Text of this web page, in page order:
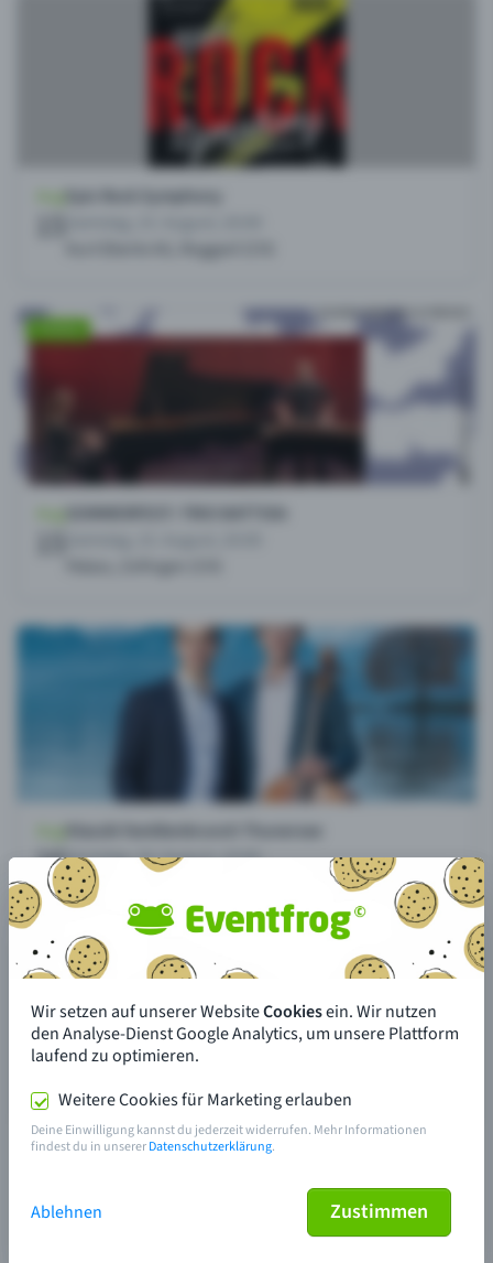
Wir setzen auf unserer WebsiteCookiesein. Wir nutzen
den Analyse-Dienst Google Analytics, um unsere Plattform
laufend zu optimieren.
Weitere Cookies für Marketing erlauben
Deine Einwilligung kannst du jederzeit widerrufen. Mehr Informationen
findest du in unsererDatenschutzerklärung.
Ablehnen Zustimmen